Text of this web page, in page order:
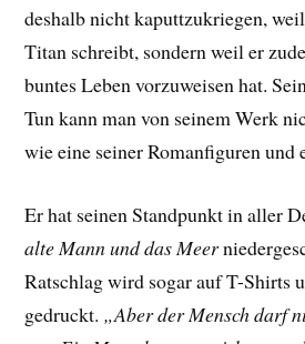
deshalb nicht kaputtzukriegen,
Titan schreibt, sondern weil er
buntes Leben vorzuweisen hat.
Tun kann man von seinem Werk
wie eine seiner Romanfiguren und
Er hat seinen Standpunkt in aller
alte Mann und das Meer
Ratschlag wird sogar auf T-Shirts
gedruckt. „Aber der Mensch darf